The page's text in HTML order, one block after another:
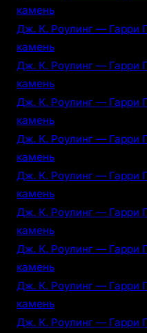
камень
Дж. К. Роулинг — Гарри
камень
Дж. К. Роулинг — Гарри
камень
Дж. К. Роулинг — Гарри
камень
Дж. К. Роулинг — Гарри
камень
Дж. К. Роулинг — Гарри
камень
Дж. К. Роулинг — Гарри
камень
Дж. К. Роулинг — Гарри
камень
Дж. К. Роулинг — Гарри
камень
Дж. К. Роулинг — Гарри